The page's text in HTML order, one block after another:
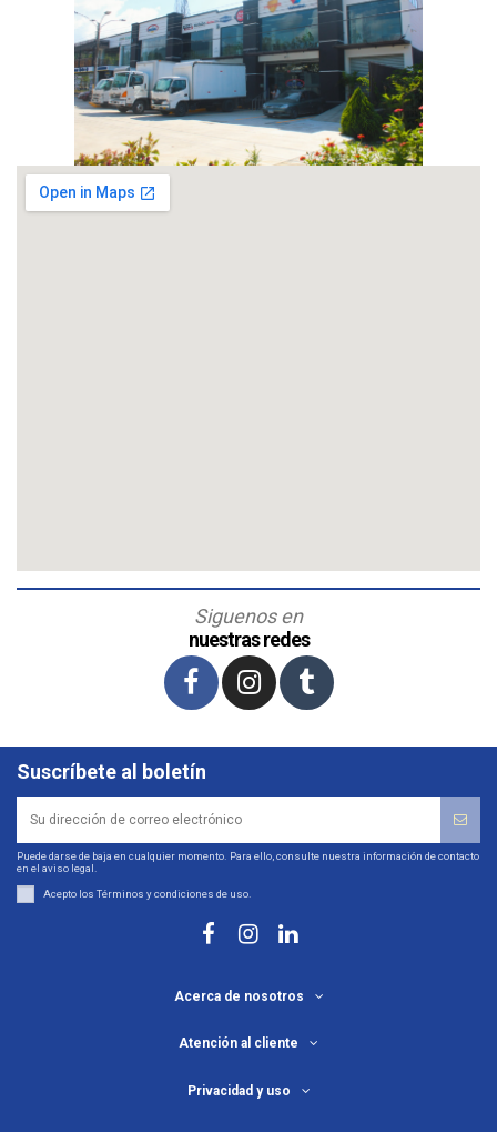
Siguenos en
nuestras redes
Suscríbete al boletín
Puede darse de baja en cualquier momento. Para ello, consulte nuestra información de contacto
en el aviso legal.
Acepto los Términos y condiciones de uso
Acerca de nosotros
Atención al cliente
Privacidad y uso